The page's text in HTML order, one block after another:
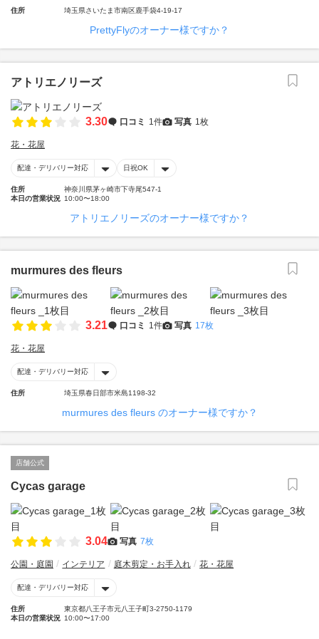
住所 埼玉県さいたま市南区鹿手袋4-19-17
PrettyFlyのオーナー様ですか？
アトリエノリーズ
3.30 口コミ 1件 写真 1枚
花・花屋
配達・デリバリー対応 日祝OK
住所
神奈川県茅ヶ崎市下寺尾547-1
本日の営業状況 10:00〜18:00
アトリエノリーズのオーナー様ですか？
murmures des fleurs
3.21 口コミ 1件 写真 17枚
花・花屋
配達・デリバリー対応
住所 埼玉県春日部市米島1198-32
murmures des fleurs のオーナー様ですか？
店舗公式
Cycas garage
3.04 写真 7枚
公園・庭園 インテリア 庭木剪定・お手入れ 花・花屋
配達・デリバリー対応
住所
東京都八王子市元八王子町3-2750-1179
本日の営業状況 10:00〜17:00